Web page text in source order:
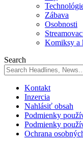
Zábava
Osobnosti
Komiksy a
Search
Kontakt
Inzercia
Nahlásiť obsah
Podmienky
Podmienky
Ochrana